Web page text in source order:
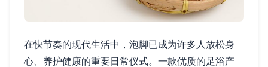
在快节奏的现代生活中，泡脚已成为许多人放松身
心、养护健康的重要日常仪式。一款优质的足浴产